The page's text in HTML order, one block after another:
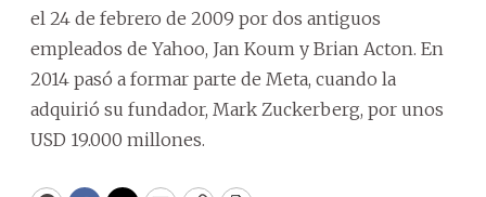
el 24 de febrero de 2009 por dos antiguos
empleados de Yahoo, Jan Koum y Brian Acton. En
2014 pasó a formar parte de Meta, cuando la
adquirió su fundador, Mark Zuckerberg, por unos
USD 19.000 millones.